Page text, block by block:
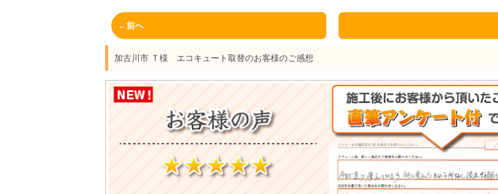
←前へ
加古川市 Ｔ様 エコキュート取替のお客様のご感想